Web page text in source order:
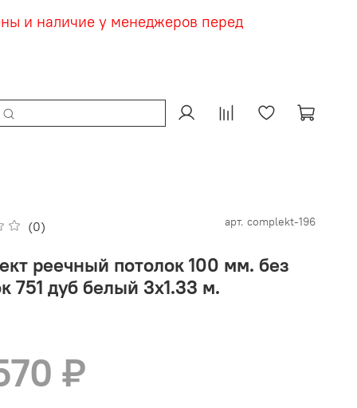
и наличие у менеджеров перед
(0) арт. complekt-196
реечный потолок 100 мм. без
751 дуб белый 3х1.33 м.
₽